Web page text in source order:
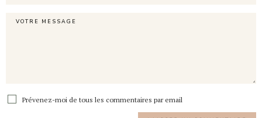
Prévenez-moi de tous les commentaires par email